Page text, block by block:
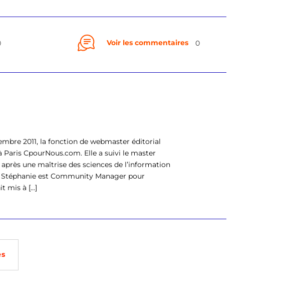
Voir les commentaires 0
2011, la fonction de webmaster éditorial
CpourNous.com. Elle a suivi le master
une maîtrise des sciences de l’information
est Community Manager pour
mis à [...]